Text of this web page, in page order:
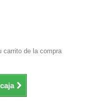
carrito de la compra